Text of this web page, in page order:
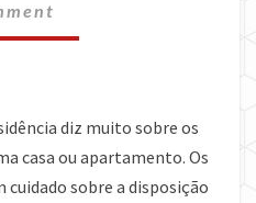
AMBIENTAÇÃO
diz muito sobre os
casa ou apartamento. Os
sobre a disposição